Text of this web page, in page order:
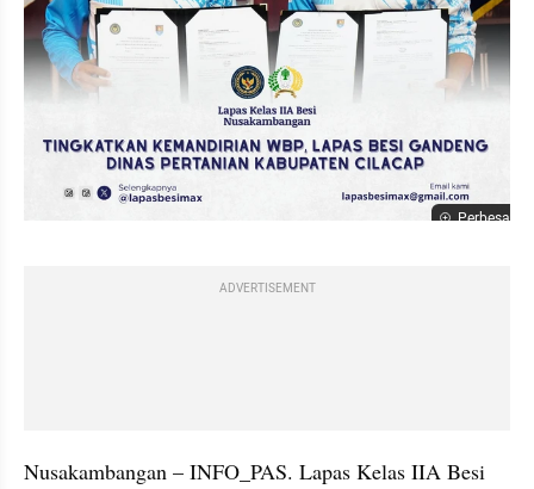
Perbesar
ADVERTISEMENT
Nusakambangan – INFO_PAS. Lapas Kelas IIA Besi